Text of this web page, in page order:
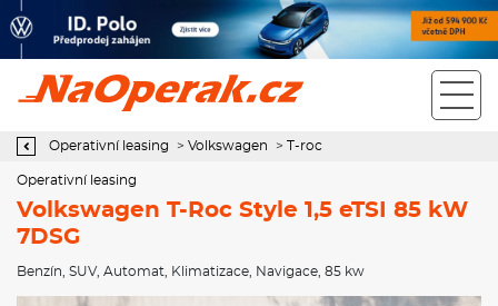
Operativní leasing Volkswagen T-Roc Style 1,5 eTSI 85 kW 7DSG
Operativní leasing > Volkswagen > T-roc
Operativní leasing
Volkswagen T-Roc Style 1,5 eTSI 85 kW
7DSG
Benzín SUV, Automat Klimatizace Navigace , 85 kw